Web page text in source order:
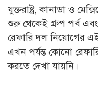
যুক্তরাষ্ট্র, কানাডা ও
শুরু থেকেই গ্রুপ পর্ব
রেফারি দল নিয়োগের
এখন পর্যন্ত কোনো
করতে দেখা যায়নি।